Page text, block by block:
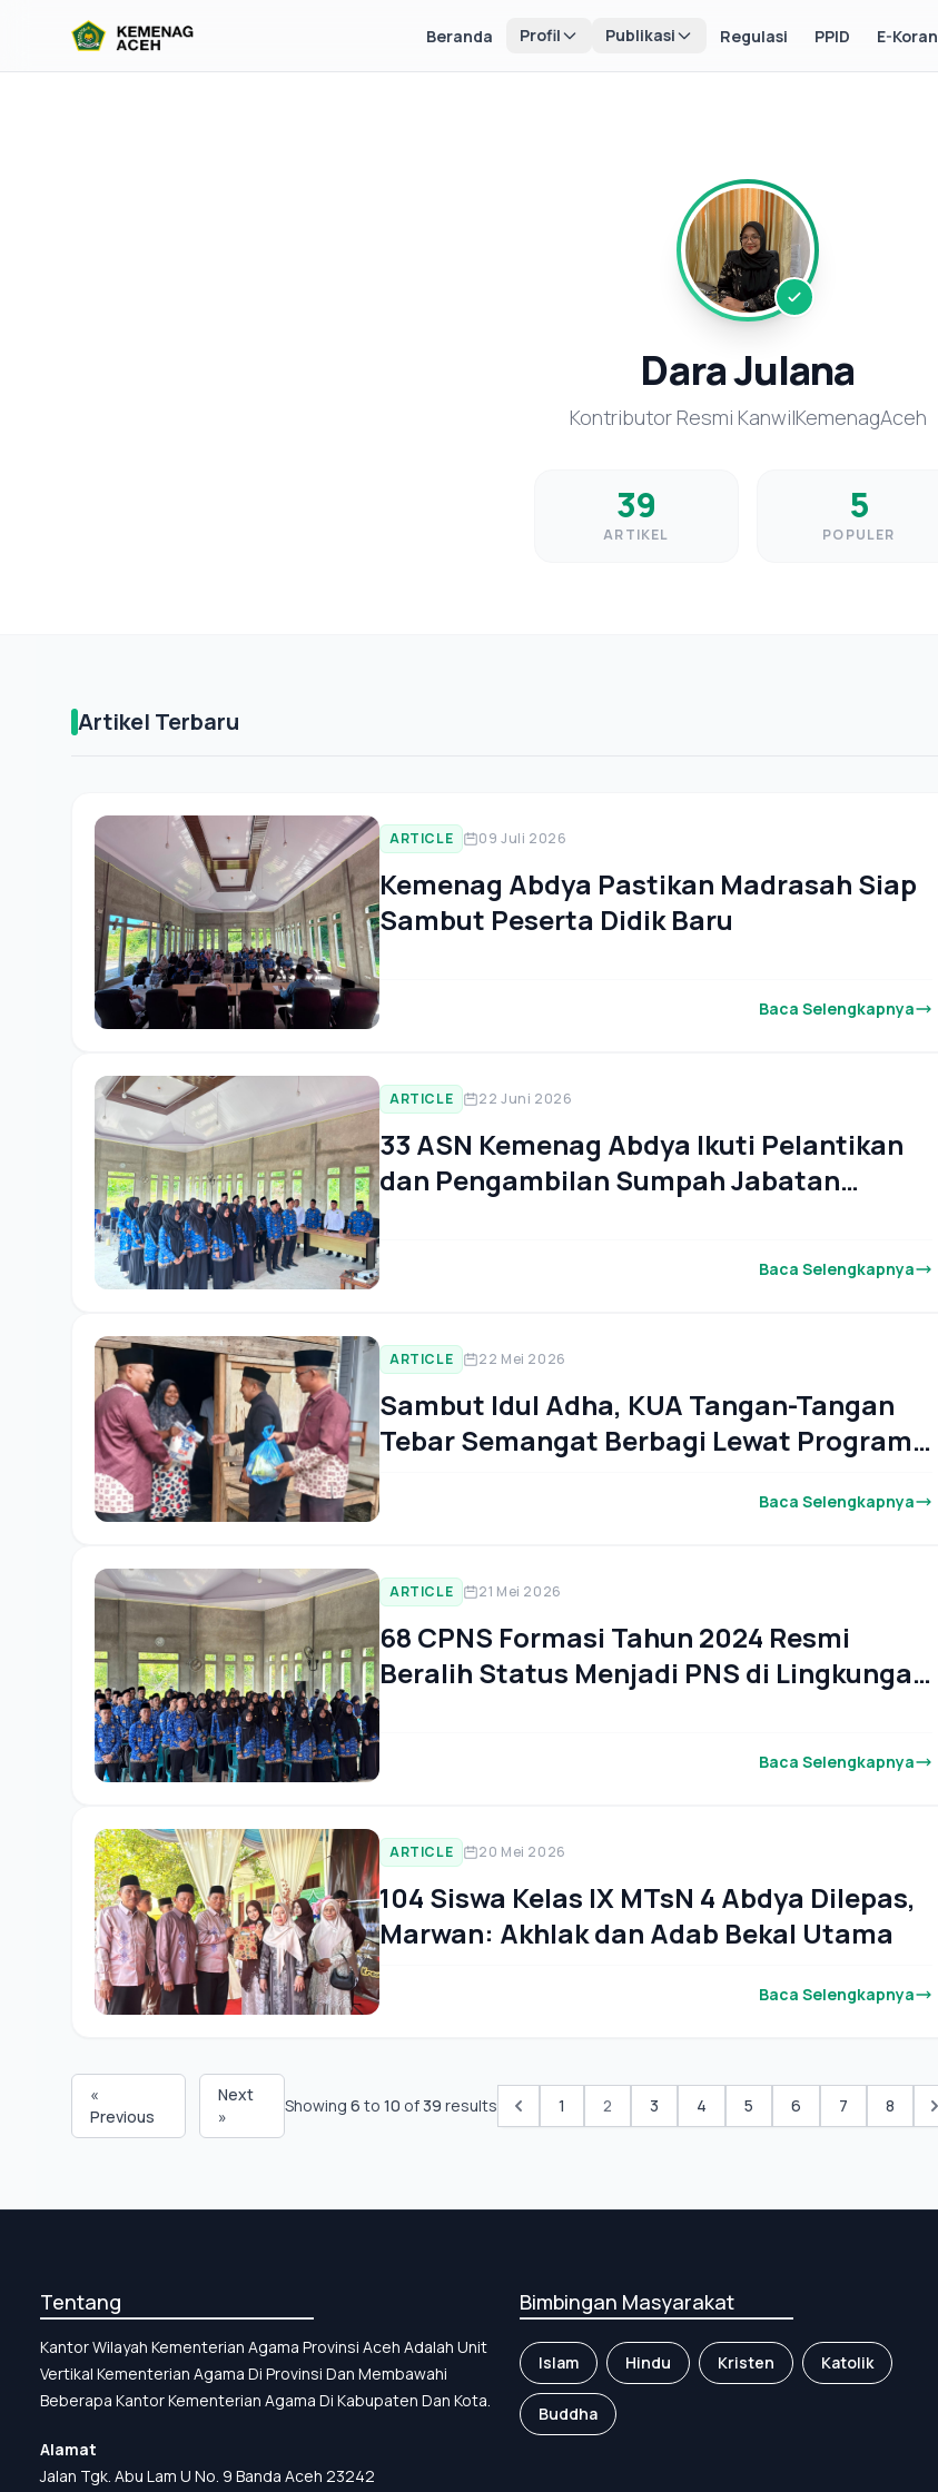
Beranda Profil Publikasi Regulasi PPID E-Koran
Dara Julana
Kontributor Resmi KanwilKemenagAceh
39
ARTIKEL
5
POPULER
Artikel Terbaru
ARTICLE 09 Juli 2026
Kemenag Abdya Pastikan Madrasah Siap
Sambut Peserta Didik Baru
Baca Selengkapnya
ARTICLE 22 Juni 2026
33 ASN Kemenag Abdya Ikuti Pelantikan
dan Pengambilan Sumpah Jabatan
Baca Selengkapnya
ARTICLE 22 Mei 2026
Sambut Idul Adha, KUA Tangan-Tangan
Tebar Semangat Berbagi Lewat Program
Baca Selengkapnya
ARTICLE 21 Mei 2026
68 CPNS Formasi Tahun 2024 Resmi
Beralih Status Menjadi PNS di Lingkungan
Baca Selengkapnya
ARTICLE 20 Mei 2026
104 Siswa Kelas IX MTsN 4 Abdya Dilepas,
Marwan: Akhlak dan Adab Bekal Utama
Baca Selengkapnya
«
Previous
Next
»
Showing 6 to 10 of39 results 1 2 3 4 5 6 7 8
Tentang
Kantor Wilayah Kementerian Agama Provinsi Aceh Adalah Unit
Vertikal Kementerian Agama Di Provinsi Dan Membawahi
Beberapa Kantor Kementerian Agama Di Kabupaten Dan Kota.
Alamat
Jalan Tgk. Abu Lam U No. 9 Banda Aceh 23242
Bimbingan Masyarakat
Islam Hindu Kristen Katolik
Buddha